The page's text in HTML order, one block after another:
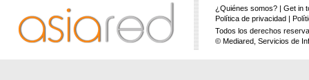
¿Quiénes somos? |Get in
Política de privacidad |
Todos los derechos
© Mediared, Servicios de